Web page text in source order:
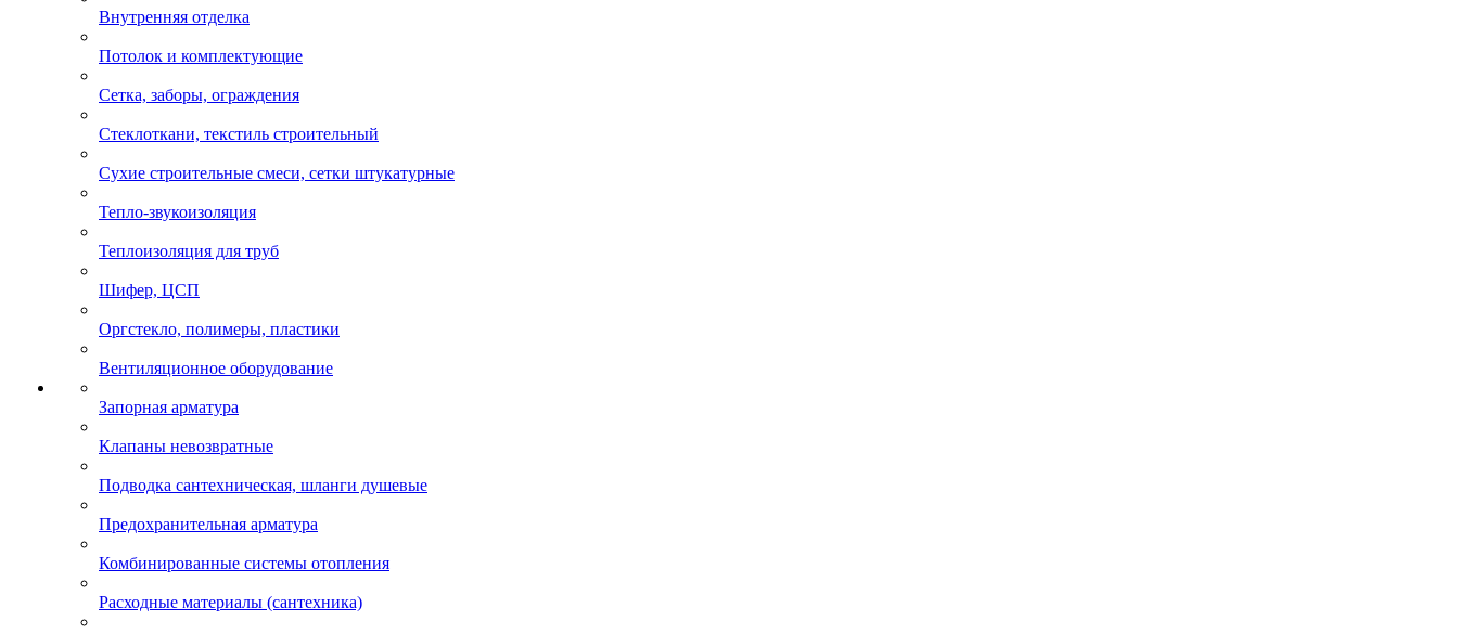
Внутренняя отделка
Потолок и комплектующие
Сетка, заборы, ограждения
Стеклоткани, текстиль строительный
Сухие строительные смеси, сетки штукатурные
Тепло-звукоизоляция
Теплоизоляция для труб
Шифер, ЦСП
Оргстекло, полимеры, пластики
Вентиляционное оборудование
Запорная арматура
Клапаны невозвратные
Подводка сантехническая, шланги душевые
Предохранительная арматура
Комбинированные системы отопления
Расходные материалы (сантехника)